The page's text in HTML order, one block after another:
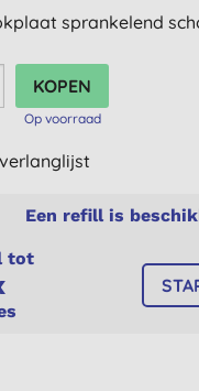
sprankelend
Op voorraad
Een refill is
tot